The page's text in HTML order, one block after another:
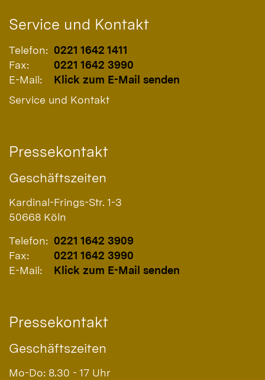
Service und Kontakt
Telefon: 0221 1642 1411
Fax:
0221 1642 3990
E-Mail:
Klick zum E-Mail senden
Service und Kontakt
Pressekontakt
Geschäftszeiten
Kardinal-Frings-Str. 1-3
50668 Köln
Telefon: 0221 1642 3909
Fax:
0221 1642 3990
E-Mail:
Klick zum E-Mail senden
Pressekontakt
Geschäftszeiten
Mo-Do: 8.30 - 17 Uhr